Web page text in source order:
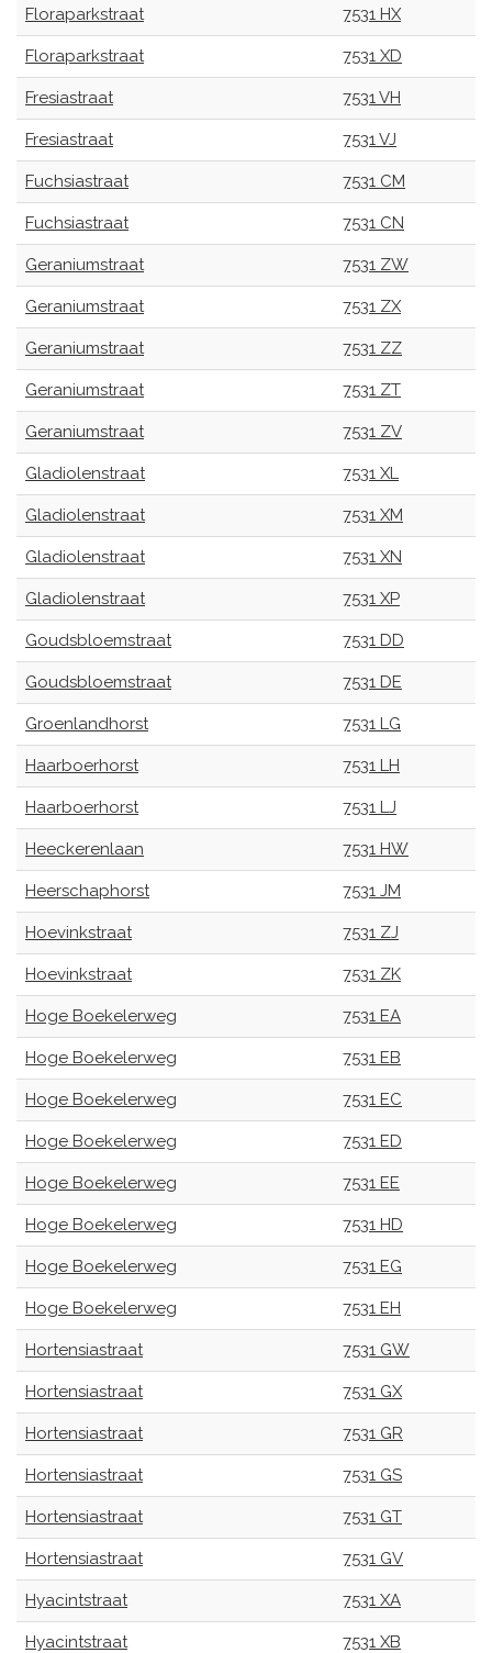
Floraparkstraat 7531 HX
Floraparkstraat 7531 XD
Fresiastraat 7531 VH
Fresiastraat 7531 VJ
Fuchsiastraat 7531 CM
Fuchsiastraat 7531 CN
Geraniumstraat 7531 ZW
Geraniumstraat 7531 ZX
Geraniumstraat 7531 ZZ
Geraniumstraat 7531 ZT
Geraniumstraat 7531 ZV
Gladiolenstraat 7531 XL
Gladiolenstraat 7531 XM
Gladiolenstraat 7531 XN
Gladiolenstraat 7531 XP
Goudsbloemstraat 7531 DD
Goudsbloemstraat 7531 DE
Groenlandhorst 7531 LG
Haarboerhorst 7531 LH
Haarboerhorst 7531 LJ
Heeckerenlaan 7531 HW
Heerschaphorst 7531 JM
Hoevinkstraat 7531 ZJ
Hoevinkstraat 7531 ZK
Hoge Boekelerweg 7531 EA
Hoge Boekelerweg 7531 EB
Hoge Boekelerweg 7531 EC
Hoge Boekelerweg 7531 ED
Hoge Boekelerweg 7531 EE
Hoge Boekelerweg 7531 HD
Hoge Boekelerweg 7531 EG
Hoge Boekelerweg 7531 EH
Hortensiastraat 7531 GW
Hortensiastraat 7531 GX
Hortensiastraat 7531 GR
Hortensiastraat 7531 GS
Hortensiastraat 7531 GT
Hortensiastraat 7531 GV
Hyacintstraat 7531 XA
Hyacintstraat 7531 XB